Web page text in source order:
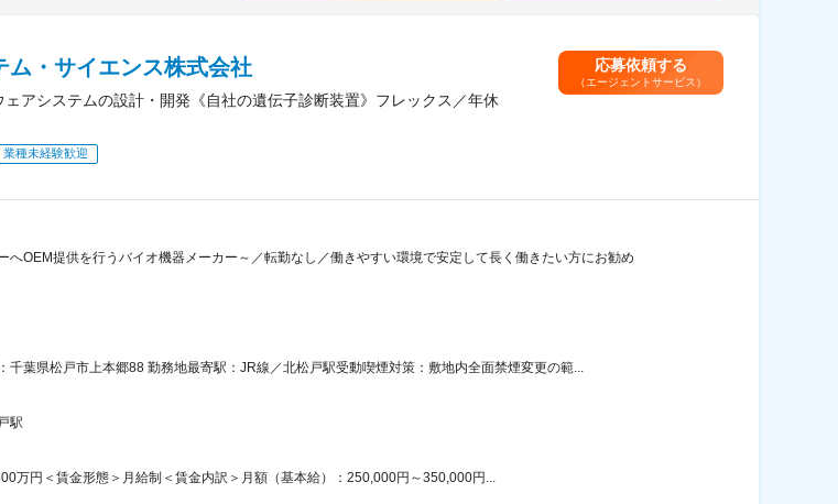
ム・サイエンス株式会社
ェアシステムの設計・開発《自社の遺伝子診断装置》フレックス／年休
業種未経験歓迎
応募依頼する
（エージェントサービス）
へOEM提供を行うバイオ機器メーカー～／転勤なし／働きやすい環境で安定して長く働きたい方にお勧め
千葉県松戸市上本郷88 勤務地最寄駅：JR線／北松戸駅受動喫煙対策：敷地内全面禁煙変更の範...
駅
万円＜賃金形態＞月給制＜賃金内訳＞月額（基本給）：250,000円～350,000円...